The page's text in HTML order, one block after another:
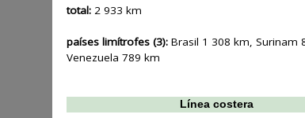
total: 2 933 km
países limítrofes (3): Brasil 1 308 km, Surinam
Venezuela 789 km
Línea costera